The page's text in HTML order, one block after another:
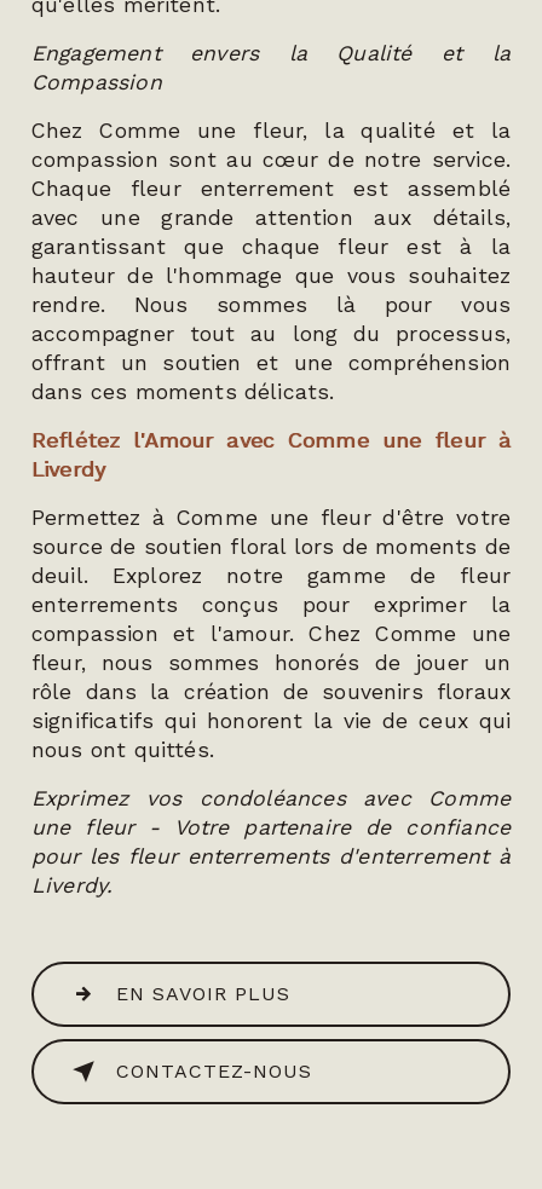
qu'elles méritent.
Engagement envers la Qualité et la
Compassion
Chez Comme une fleur, la qualité et la
compassion sont au cœur de notre service.
Chaque fleur enterrement est assemblé
avec une grande attention aux détails,
garantissant que chaque fleur est à la
hauteur de l'hommage que vous souhaitez
rendre. Nous sommes là pour vous
accompagner tout au long du processus,
offrant un soutien et une compréhension
dans ces moments délicats.
Reflétez l'Amour avec Comme une fleur à
Liverdy
Permettez à Comme une fleur d'être votre
source de soutien floral lors de moments de
deuil. Explorez notre gamme de fleur
enterrements conçus pour exprimer la
compassion et l'amour. Chez Comme une
fleur, nous sommes honorés de jouer un
rôle dans la création de souvenirs floraux
significatifs qui honorent la vie de ceux qui
nous ont quittés.
Exprimez vos condoléances avec Comme
une fleur - Votre partenaire de confiance
pour les fleur enterrements d'enterrement à
Liverdy.
EN SAVOIR PLUS
CONTACTEZ-NOUS